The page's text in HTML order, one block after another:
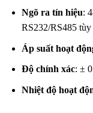
Ngõ ra tín hiệu:
RS232/RS485 tùy
Áp suất hoạt
Độ chính xác: ±
Nhiệt độ hoạt